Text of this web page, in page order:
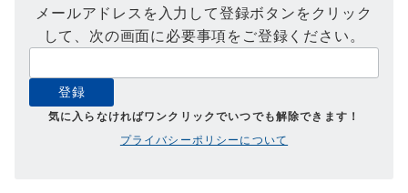
メールアドレスを入力して登録ボタンをクリック
して、次の画面に必要事項をご登録ください。
気に入らなければワンクリックでいつでも解除できます！
プライバシーポリシーについて